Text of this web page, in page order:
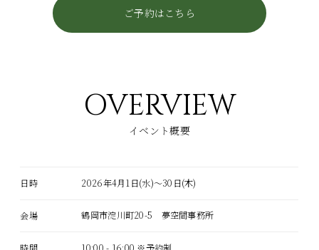
ご予約はこちら
OVERVIEW
イベント概要
日時 2026年4月1日(水)〜30日(木)
会場 鶴岡市淀川町20-5 夢空間事務所